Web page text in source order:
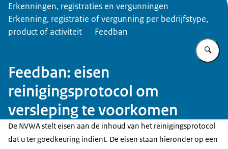
Erkenningen, registraties en vergunningen
Erkenning, registratie of vergunning per bedrijfstype,
product of activiteit
Feedban
Feedban: eisen
reinigingsprotocol om
versleping te voorkomen
De NVWA stelt eisen aan de inhoud van het reinigingsprotocol
dat u ter goedkeuring indient. De eisen staan hieronder op een